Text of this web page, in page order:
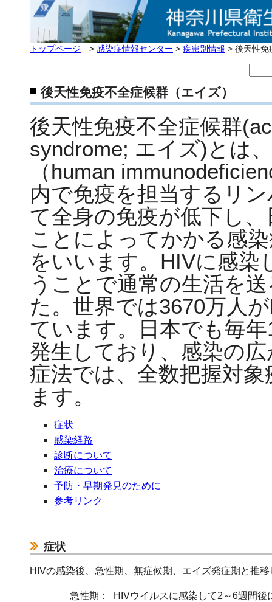
トップページ > 感染症情報センター > 疾患別情報 > 後天性免
後天性免疫不全症候群（エイズ）
後天性免疫不全症候群
syndrome; エイズ)とは
（human
内で免疫を担当するリ
て全身の免疫が低下し
ことによってかかる感
をいいます。HIVに感染
うことで通常の生活を
た。世界では3670万人
ています。日本でも毎
発生しており、感染の
症法では、全数把握対
ます。
症状
感染経路
診断について
治療について
予防・早期発見のために
参考リンク
症状
HIVの感染後、急性期、無症候期、エイズ発症期と推
急性期：
HIVウイルスに感染して2～6週間